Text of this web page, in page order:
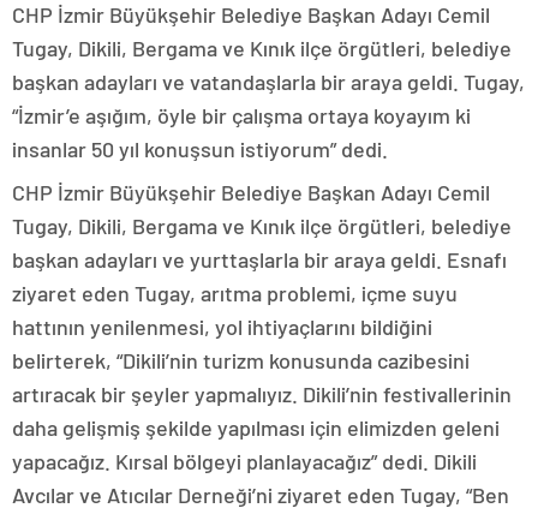
CHP İzmir Büyükşehir Belediye Başkan Adayı Cemil
Tugay, Dikili, Bergama ve Kınık ilçe örgütleri, belediye
başkan adayları ve vatandaşlarla bir araya geldi. Tugay,
“İzmir’e aşığım, öyle bir çalışma ortaya koyayım ki
insanlar 50 yıl konuşsun istiyorum” dedi.
CHP İzmir Büyükşehir Belediye Başkan Adayı Cemil
Tugay, Dikili, Bergama ve Kınık ilçe örgütleri, belediye
başkan adayları ve yurttaşlarla bir araya geldi. Esnafı
ziyaret eden Tugay, arıtma problemi, içme suyu
hattının yenilenmesi, yol ihtiyaçlarını bildiğini
belirterek, “Dikili’nin turizm konusunda cazibesini
artıracak bir şeyler yapmalıyız. Dikili’nin festivallerinin
daha gelişmiş şekilde yapılması için elimizden geleni
yapacağız. Kırsal bölgeyi planlayacağız” dedi. Dikili
Avcılar ve Atıcılar Derneği’ni ziyaret eden Tugay, “Ben